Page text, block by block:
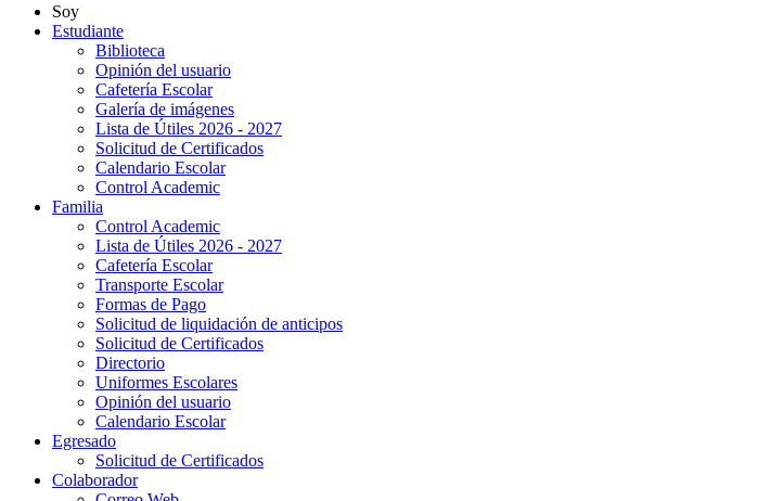
Soy
Estudiante
Biblioteca
Opinión del usuario
Cafetería Escolar
Galería de imágenes
Lista de Útiles 2026 - 2027
Solicitud de Certificados
Calendario Escolar
Control Academic
Familia
Control Academic
Lista de Útiles 2026 - 2027
Cafetería Escolar
Transporte Escolar
Formas de Pago
Solicitud de liquidación de anticipos
Solicitud de Certificados
Directorio
Uniformes Escolares
Opinión del usuario
Calendario Escolar
Egresado
Solicitud de Certificados
Colaborador